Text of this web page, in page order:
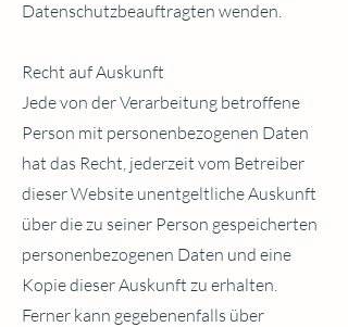
Datenschutzbeauftragten wenden.
Recht auf Auskunft
Jede von der Verarbeitung betroffene
Person mit personenbezogenen Daten
hat das Recht, jederzeit vom Betreiber
dieser Website unentgeltliche Auskunft
über die zu seiner Person gespeicherten
personenbezogenen Daten und eine
Kopie dieser Auskunft zu erhalten.
Ferner kann gegebenenfalls über